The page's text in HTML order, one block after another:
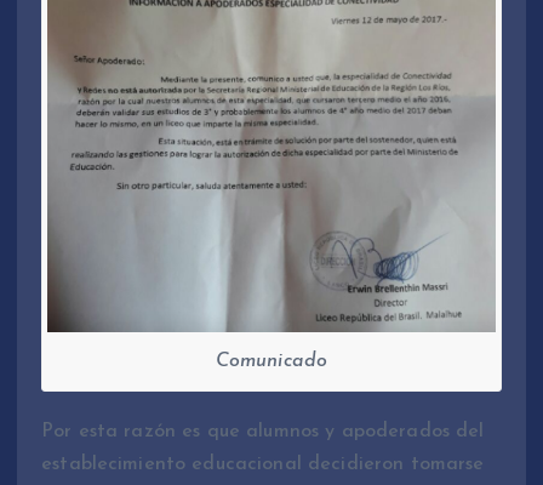
Comunicado
Por esta razón es que alumnos y apoderados del
establecimiento educacional decidieron tomarse